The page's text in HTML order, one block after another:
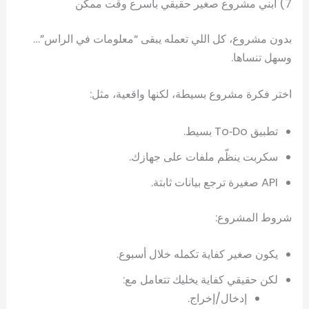
7) ابني مشروع صغير حقيقي بأسرع وقت ممكن
بدون مشروع، كل اللي تعمله يبقى “معلومات في الراس”…
وسهل تنساها.
اختر فكرة مشروع بسيطة، لكنها واقعية، مثل:
تطبيق To‑Do بسيط.
سكربت ينظّم ملفات على جهازك.
API صغيرة ترجع بيانات ثابتة.
شروط المشروع:
يكون صغير كفاية تكمله خلال أسبوع.
لكن حقيقي كفاية يخليك تتعامل مع:
إدخال/إخراج.